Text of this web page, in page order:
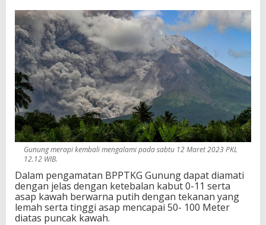
a
d
i
u
s
7
K
M
d
a
r
i
K
a
a
h
.
Gunung merapi kembali mengalami pada sabtu 12 Maret 2023 PKL
12.12 WIB.
Dalam pengamatan BPPTKG Gunung dapat diamati
dengan jelas dengan ketebalan kabut 0-11 serta
asap kawah berwarna putih dengan tekanan yang
lemah serta tinggi asap mencapai 50- 100 Meter
diatas puncak kawah.